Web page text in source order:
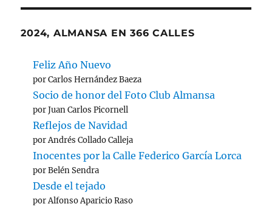
2024, ALMANSA EN 366 CALLES
Feliz Año Nuevo
por Carlos Hernández Baeza
Socio de honor del Foto Club Almansa
por Juan Carlos Picornell
Reflejos de Navidad
por Andrés Collado Calleja
Inocentes por la Calle Federico García Lorca
por Belén Sendra
Desde el tejado
por Alfonso Aparicio Raso